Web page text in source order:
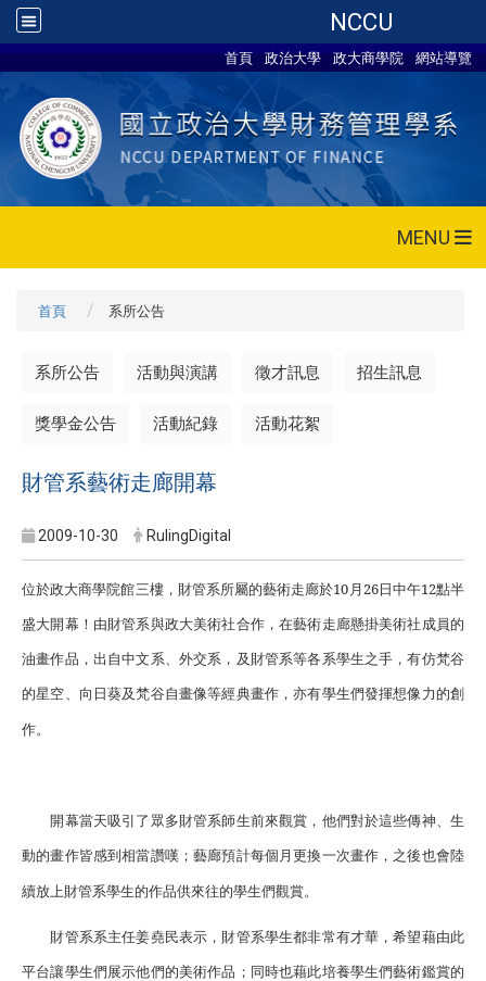
NCCU
首頁 政治大學 政大商學院 網站導覽
MENU
首頁 系所公告
系所公告 活動與演講 徵才訊息 招生訊息
獎學金公告 活動紀錄 活動花絮
財管系藝術走廊開幕
2009-10-30 RulingDigital
位於政大商學院館三樓，財管系所屬的藝術走廊於10月26日中午12點半
盛大開幕！由財管系與政大美術社合作，在藝術走廊懸掛美術社成員的
油畫作品，出自中文系、外交系，及財管系等各系學生之手，有仿梵谷
的星空、向日葵及梵谷自畫像等經典畫作，亦有學生們發揮想像力的創
作。
開幕當天吸引了眾多財管系師生前來觀賞，他們對於這些傳神、生
動的畫作皆感到相當讚嘆；藝廊預計每個月更換一次畫作，之後也會陸
續放上財管系學生的作品供來往的學生們觀賞。
財管系系主任姜堯民表示，財管系學生都非常有才華，希望藉由此
平台讓學生們展示他們的美術作品；同時也藉此培養學生們藝術鑑賞的